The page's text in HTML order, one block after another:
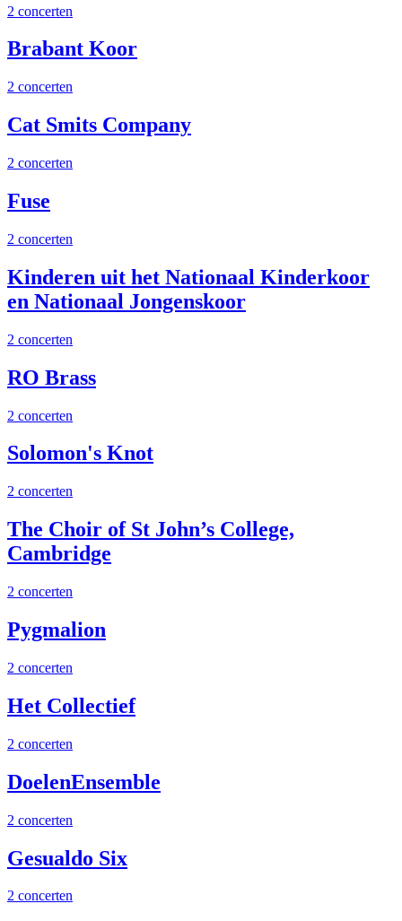
2 concerten
Brabant Koor
2 concerten
Cat Smits Company
2 concerten
Fuse
2 concerten
Kinderen uit het Nationaal Kinderkoor
en Nationaal Jongenskoor
2 concerten
RO Brass
2 concerten
Solomon's Knot
2 concerten
The Choir of St John’s College,
Cambridge
2 concerten
Pygmalion
2 concerten
Het Collectief
2 concerten
DoelenEnsemble
2 concerten
Gesualdo Six
2 concerten